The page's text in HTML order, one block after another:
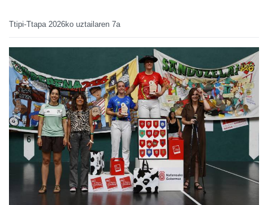
Ttipi-Ttapa 2026ko uztailaren 7a